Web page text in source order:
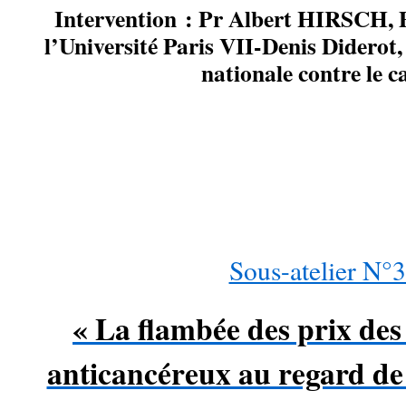
Intervention : PrAlbert HIRSCH,
l’Université Paris VII-Denis
nationale contre le
Sous-atelier
« La flambée des prix
anticancéreux au regard